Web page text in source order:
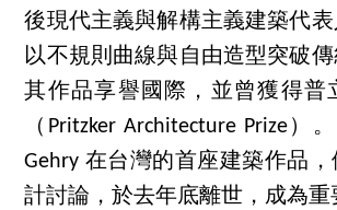
後現代主義與解構主義建築代
以不規則曲線與自由造型突破傳
其作品享譽國際，並曾獲得普
（Pritzker Architecture Prize）
Gehry 在台灣的首座建築作品
計討論，於去年底離世，成為重